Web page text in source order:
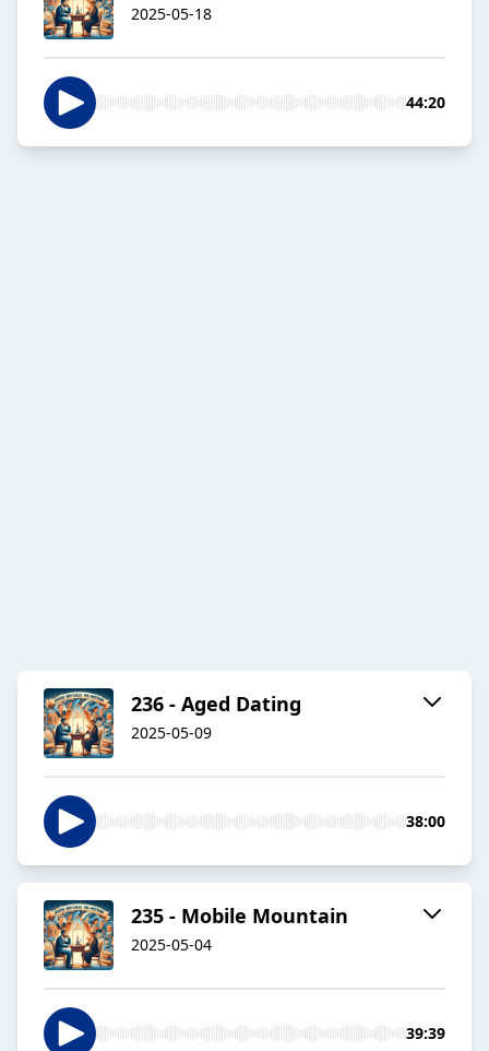
2025-05-18
44:20
236 - Aged Dating
2025-05-09
38:00
235 - Mobile Mountain
2025-05-04
39:39